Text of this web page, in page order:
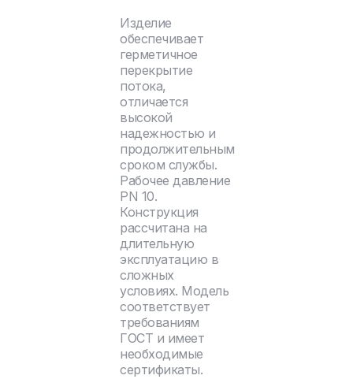
Изделие
обеспечивает
герметичное
перекрытие
потока,
отличается
высокой
надежностью и
продолжительным
сроком службы.
Рабочее давление
PN 10.
Конструкция
рассчитана на
длительную
эксплуатацию в
сложных
условиях. Модель
соответствует
требованиям
ГОСТ и имеет
необходимые
сертификаты.